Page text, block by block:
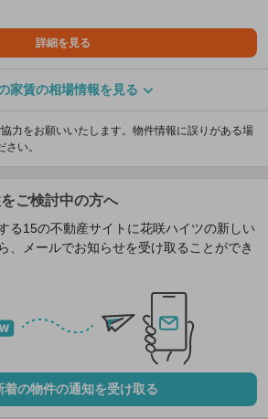
詳細を見る
家賃の相場情報を見る
力をお願いいたします。物件情報に誤りがある場
い。
ご検討中の方へ
る15の不動産サイトに花咲ハイツの新しい
、メールでお知らせを受け取ることができ
着の物件の通知を受け取る